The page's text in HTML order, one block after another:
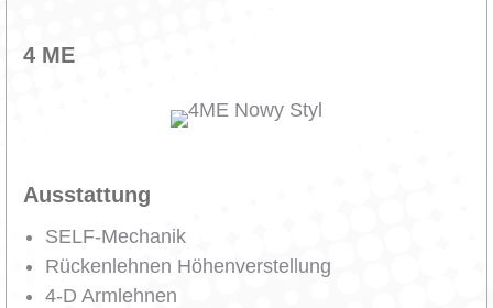
4 ME
Ausstattung
SELF-Mechanik
Rückenlehnen Höhenverstellung
4-D Armlehnen